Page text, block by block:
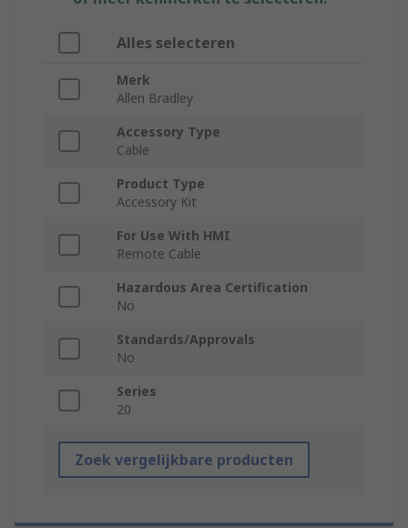
Alles selecteren
Merk
Allen Bradley
Accessory Type
Cable
Product Type
Accessory Kit
For Use With HMI
Remote Cable
Hazardous Area Certification
No
Standards/Approvals
No
Series
20
Zoek vergelijkbare producten